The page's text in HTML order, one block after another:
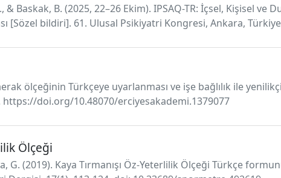
& Baskak, B. (2025, 22–26 Ekim). IPSAQ-TR: İçsel, Kişisel ve
[Sözel bildiri]. 61. Ulusal Psikiyatri Kongresi, Ankara,
ölçeğinin Türkçeye uyarlanması ve işe bağlılık ile
https://doi.org/10.48070/erciyesakademi.1379077
Ölçeği
G. (2019). Kaya Tırmanışı Öz-Yeterlilik Ölçeği Türkçe